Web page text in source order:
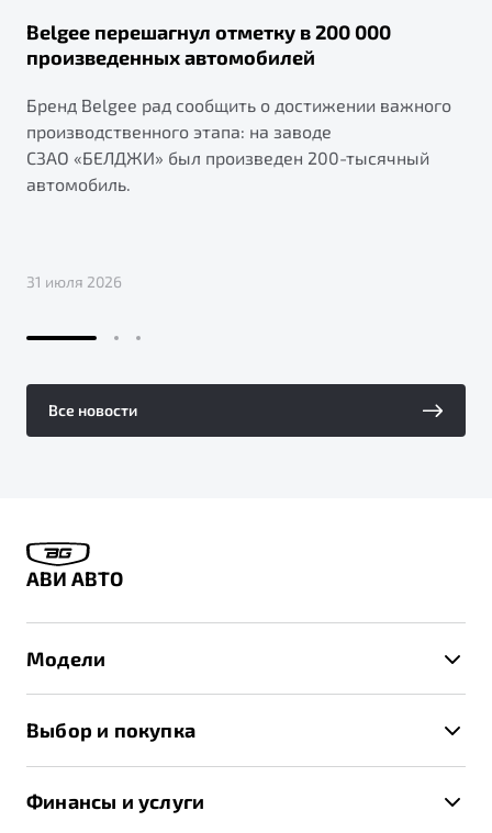
Belgee перешагнул отметку в 200 000
произведенных автомобилей
Бренд Belgee рад сообщить о достижении важного
производственного этапа: на заводе
СЗАО «БЕЛДЖИ» был произведен 200-тысячный
автомобиль.
31 июля 2026
Все новости
АВИ АВТО
Модели
X70
Выбор и покупка
Финансы и услуги